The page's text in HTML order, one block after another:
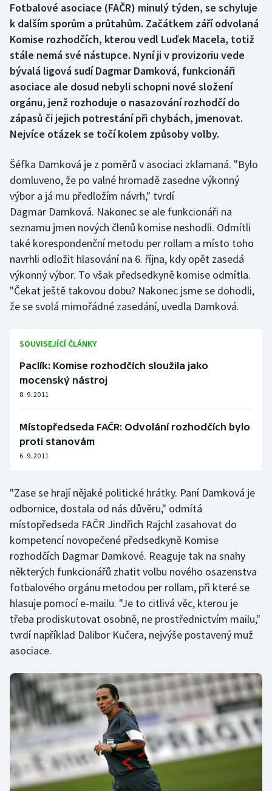
Box
Curling
Dostihy
Florbal
Futsal
Golf
Gymnastika
Házená
Jezdectví
Judo
Krasobruslení
Lyže a snowboard
Moderní pětiboj
Motorsport
Plavání
Plážový volejbal
Ragby
Rychlobruslení
Rychlostní kanoistika
Short track
Sportovní střelba
Stolní tenis
Triatlon
Veslování
Fotbalové asociace (FAČR) minulý týden, se schyluje
k dalším sporům a průtahům. Začátkem září odvolaná
Komise rozhodčích, kterou vedl Luďek Macela, totiž
stále nemá své nástupce. Nyní ji v provizoriu vede
bývalá ligová sudí Dagmar Damková, funkcionáři
asociace ale dosud nebyli schopni nové složení
orgánu, jenž rozhoduje o nasazování rozhodčí do
zápasů či jejich potrestání při chybách, jmenovat.
Nejvíce otázek se točí kolem způsoby volby.
Šéfka Damková je z poměrů v asociaci zklamaná. "Bylo
domluveno, že po valné hromadě zasedne výkonný
výbor a já mu předložím návrh," tvrdí
Dagmar Damková. Nakonec se ale funkcionáři na
seznamu jmen nových členů komise neshodli. Odmítli
také korespondenční metodu per rollam a místo toho
navrhli odložit hlasování na 6. října, kdy opět zasedá
výkonný výbor. To však předsedkyně komise odmítla.
"Čekat ještě takovou dobu? Nakonec jsme se dohodli,
že se svolá mimořádné zasedání, uvedla Damková.
SOUVISEJÍCÍ ČLÁNKY
Paclík: Komise rozhodčích sloužila jako
mocenský nástroj
8. 9. 2011
Místopředseda FAČR: Odvolání rozhodčích bylo
proti stanovám
6. 9. 2011
"Zase se hrají nějaké politické hrátky. Paní Damková je
odbornice, dostala od nás důvěru," odmítá
místopředseda FAČR Jindřich Rajchl zasahovat do
kompetencí novopečené předsedkyně Komise
rozhodčích Dagmar Damkové. Reaguje tak na snahy
některých funkcionářů zhatit volbu nového osazenstva
fotbalového orgánu metodou per rollam, při které se
hlasuje pomocí e-mailu. "Je to citlivá věc, kterou je
třeba prodiskutovat osobně, ne prostřednictvím mailu,"
tvrdí například Dalibor Kučera, nejvýše postavený muž
asociace.